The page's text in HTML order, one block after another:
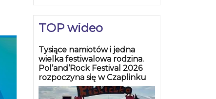
TOP wideo
Tysiące namiotów i jedna
wielka festiwalowa rodzina.
Pol’and’Rock Festival 2026
rozpoczyna się w Czaplinku